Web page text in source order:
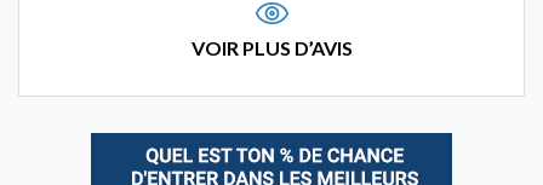
VOIR PLUS D’AVIS